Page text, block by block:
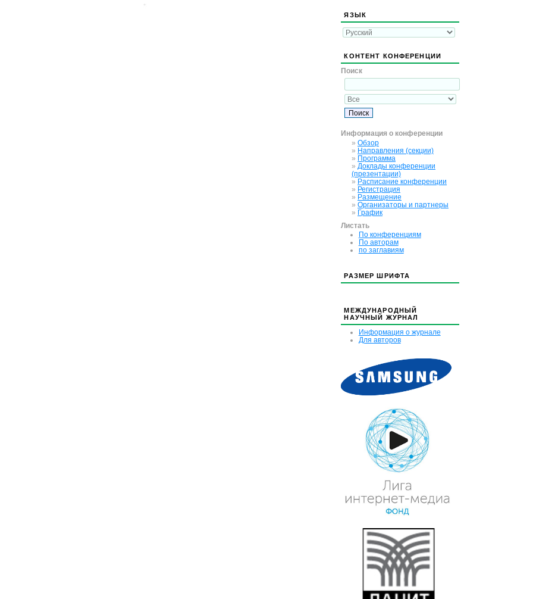
ЯЗЫК
КОНТЕНТ КОНФЕРЕНЦИИ
Поиск
Информация о конференции
» Обзор
» Направления (секции)
» Программа
» Доклады конференции
(презентации)
» Расписание конференции
» Регистрация
» Размещение
» Организаторы и партнеры
» График
Листать
По конференциям
По авторам
по заглавиям
РАЗМЕР ШРИФТА
МЕЖДУНАРОДНЫЙ
НАУЧНЫЙ ЖУРНАЛ
Информация о журнале
Для авторов